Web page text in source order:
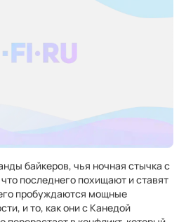
байкеров, чья ночная стычка с
последнего похищают и ставят
пробуждаются мощные
и то, как они с Канедой